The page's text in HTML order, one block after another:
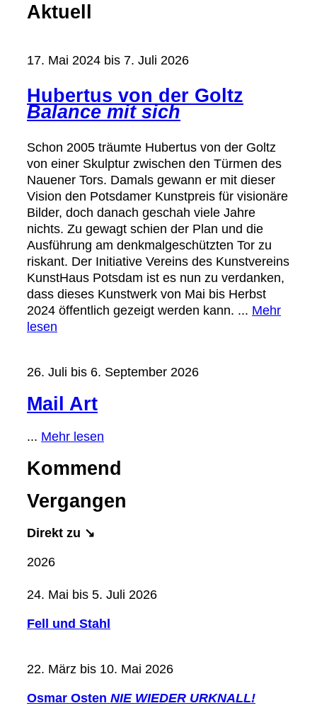
Aktuell
17. Mai 2024 bis 7. Juli 2026
Hubertus von der Goltz
Balance mit sich
Schon 2005 träumte Hubertus von der Goltz
von einer Skulptur zwischen den Türmen des
Nauener Tors. Damals gewann er mit dieser
Vision den Potsdamer Kunstpreis für visionäre
Bilder, doch danach geschah viele Jahre
nichts. Zu gewagt schien der Plan und die
Ausführung am denkmalgeschützten Tor zu
riskant. Der Initiative Vereins des Kunstvereins
KunstHaus Potsdam ist es nun zu verdanken,
dass dieses Kunstwerk von Mai bis Herbst
2024 öffentlich gezeigt werden kann. ... Mehr
lesen
26. Juli bis 6. September 2026
Mail Art
... Mehr lesen
Kommend
Vergangen
Direkt zu ↘
2026
24. Mai bis 5. Juli 2026
Fell und Stahl
22. März bis 10. Mai 2026
Osmar Osten NIE WIEDER URKNALL!